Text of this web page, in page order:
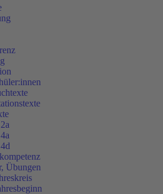
Übungen